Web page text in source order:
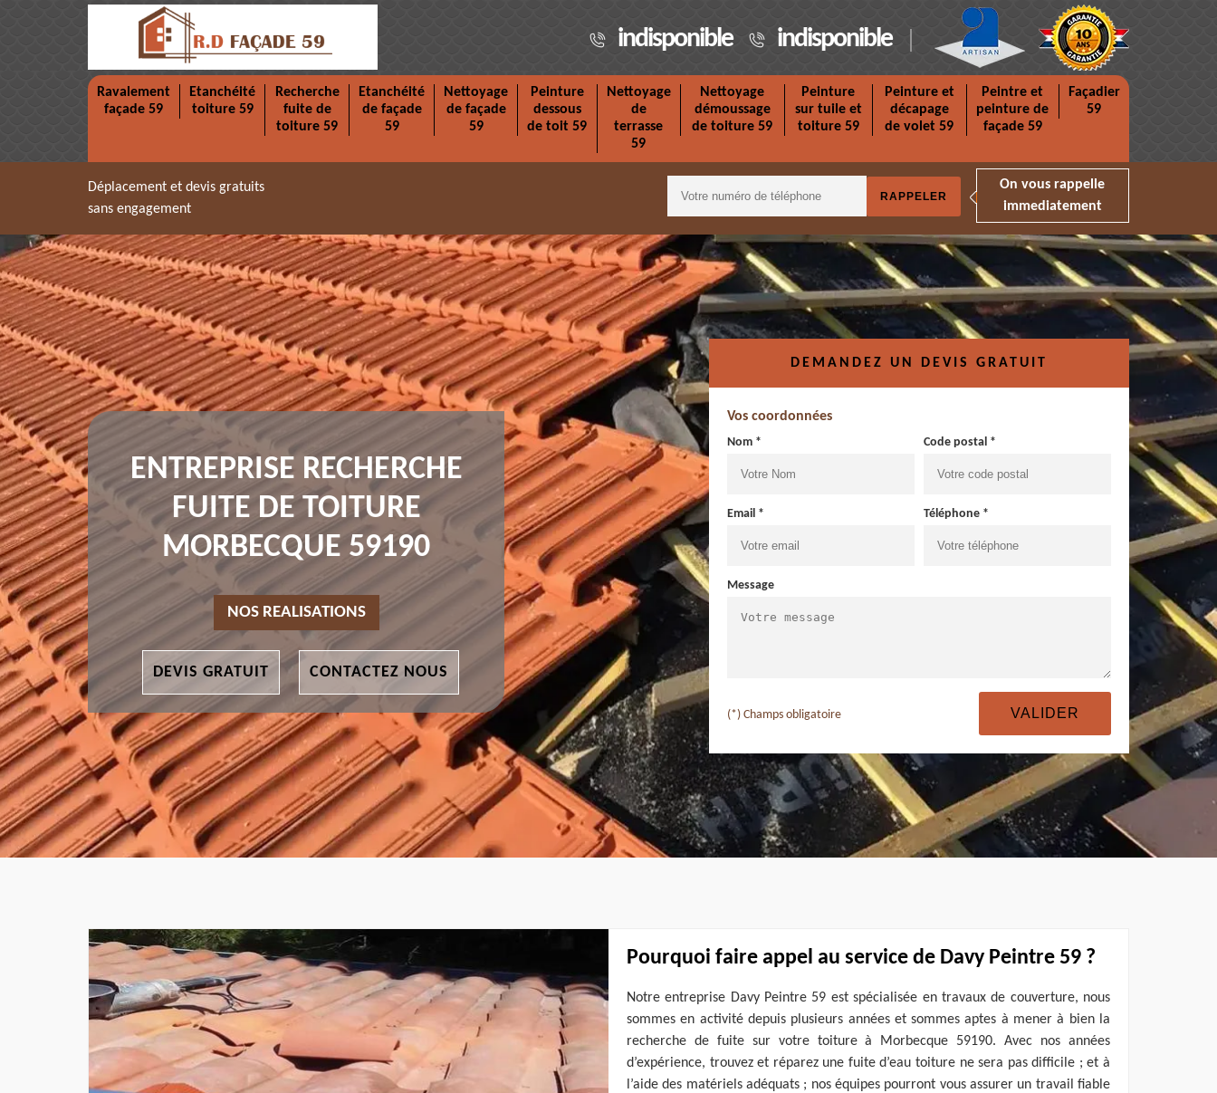
indisponible indisponible
Ravalement
façade 59
Etanchéité
toiture 59
Recherche
fuite de
toiture 59
Etanchéité
de façade
59
Nettoyage
de façade
59
Peinture
dessous
de toit 59
Nettoyage
de
terrasse
59
Nettoyage
démoussage
de toiture 59
Peinture
sur tuile et
toiture 59
Peinture et
décapage
de volet 59
Peintre et
peinture de
façade 59
Façadier
59
Déplacement et devis gratuits
sans engagement
On vous rappelle
immediatement
ENTREPRISE RECHERCHE
FUITE DE TOITURE
MORBECQUE 59190
NOS REALISATIONS
DEVIS GRATUIT CONTACTEZ NOUS
DEMANDEZ UN DEVIS GRATUIT
Vos coordonnées
Nom * Code postal *
Email * Téléphone *
Message
(*) Champs obligatoire
Pourquoi faire appel au service de Davy Peintre 59 ?
Notre entreprise Davy Peintre 59 est spécialisée en travaux de couverture, nous
sommes en activité depuis plusieurs années et sommes aptes à mener à bien la
recherche de fuite sur votre toiture à Morbecque 59190. Avec nos années
d’expérience, trouvez et réparez une fuite d’eau toiture ne sera pas difficile ; et à
l’aide des matériels adéquats ; nos équipes pourront vous assurer un travail fiable